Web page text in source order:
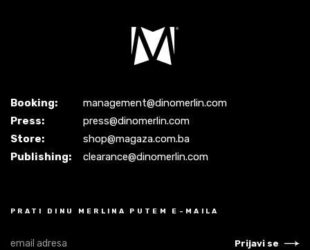
Booking:
management@dinomerlin.com
Press:
press@dinomerlin.com
Store:
shop@magaza.com.ba
Publishing:
clearance@dinomerlin.com
PRATI DINU MERLINA PUTEM E-MAILA
Prijavi se